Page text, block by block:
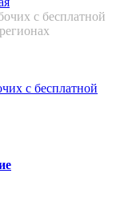
с бесплатной